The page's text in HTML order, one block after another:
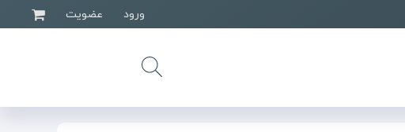
ورود عضویت